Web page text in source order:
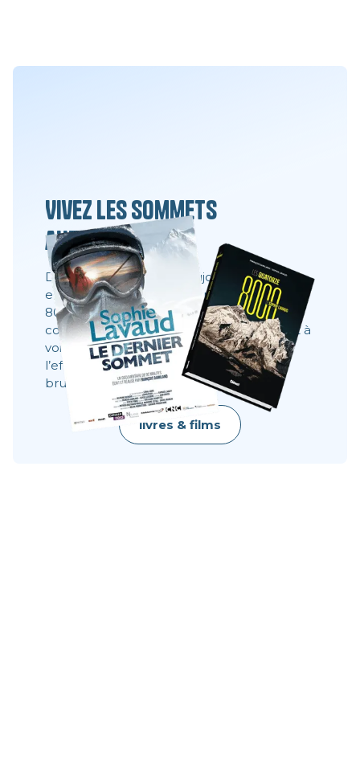
Vivez les sommets
autrement
Des films, des livres et toujours la même
envie : partager ce que l’on ne voit pas à
8000 mètres. Ces récits montrent les
coulisses, les visages, les choix. Ils donnent à
voir ce qu’une image ne dit pas toujours :
l’effort, le doute, la résilience, la beauté
brute.
livres & films